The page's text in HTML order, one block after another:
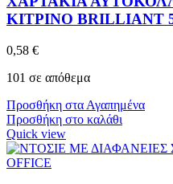
ΚΙΤΡΙΝΟ BRILLIANT
0,58 €
101 σε απόθεμα
Προσθήκη στα Αγαπημένα
Προσθήκη στο καλάθι
Quick view